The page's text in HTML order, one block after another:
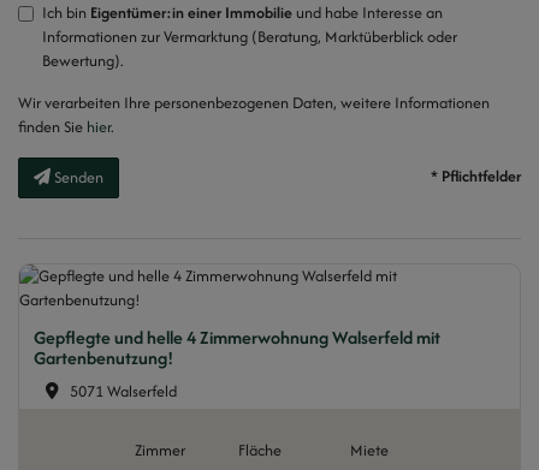
Ich bin Eigentümer:in einer Immobilie und habe Interesse an
Informationen zur Vermarktung (Beratung, Marktüberblick oder
Bewertung).
Wir verarbeiten Ihre personenbezogenen Daten, weitere Informationen
finden Sie hier.
Senden * Pflichtfelder
Gepflegte und helle 4 Zimmerwohnung Walserfeld mit
Gartenbenutzung!
5071 Walserfeld
Zimmer
Fläche
Miete